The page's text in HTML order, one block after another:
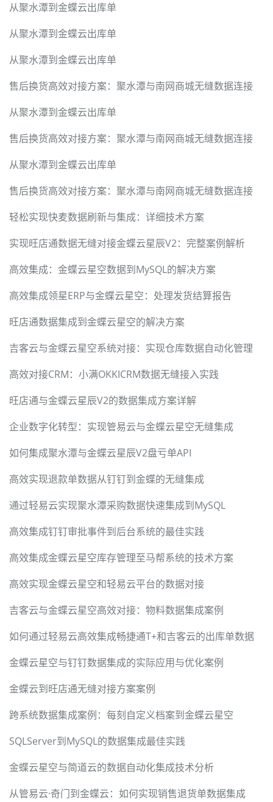
从聚水潭到金蝶云出库单
从聚水潭到金蝶云出库单
从聚水潭到金蝶云出库单
售后换货高效对接方案：聚水潭与南网商城无缝数据连接
从聚水潭到金蝶云出库单
售后换货高效对接方案：聚水潭与南网商城无缝数据连接
从聚水潭到金蝶云出库单
售后换货高效对接方案：聚水潭与南网商城无缝数据连接
轻松实现快麦数据刷新与集成：详细技术方案
实现旺店通数据无缝对接金蝶云星辰V2：完整案例解析
高效集成：金蝶云星空数据到MySQL的解决方案
高效集成领星ERP与金蝶云星空：处理发货结算报告
旺店通数据集成到金蝶云星空的解决方案
吉客云与金蝶云星空系统对接：实现仓库数据自动化管理
高效对接CRM：小满OKKICRM数据无缝接入实践
旺店通与金蝶云星辰V2的数据集成方案详解
企业数字化转型：实现管易云与金蝶云星空无缝集成
如何集成聚水潭与金蝶云星辰V2盘亏单API
高效实现退款单数据从钉钉到金蝶的无缝集成
通过轻易云实现聚水潭采购数据快速集成到MySQL
高效集成钉钉审批事件到后台系统的最佳实践
高效集成金蝶云星空库存管理至马帮系统的技术方案
高效实现金蝶云星空和轻易云平台的数据对接
吉客云与金蝶云星空高效对接：物料数据集成案例
如何通过轻易云高效集成畅捷通T+和吉客云的出库单数据
金蝶云星空与钉钉数据集成的实际应用与优化案例
金蝶云到旺店通无缝对接方案案例
跨系统数据集成案例：每刻自定义档案到金蝶云星空
SQLServer到MySQL的数据集成最佳实践
金蝶云星空与简道云的数据自动化集成技术分析
从管易云·奇门到金蝶云：如何实现销售退货单数据集成